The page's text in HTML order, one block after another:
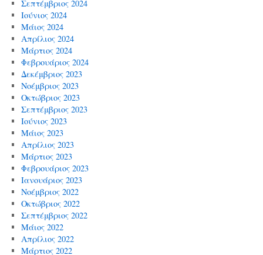
Σεπτέμβριος 2024
Ιούνιος 2024
Μάιος 2024
Απρίλιος 2024
Μάρτιος 2024
Φεβρουάριος 2024
Δεκέμβριος 2023
Νοέμβριος 2023
Οκτώβριος 2023
Σεπτέμβριος 2023
Ιούνιος 2023
Μάιος 2023
Απρίλιος 2023
Μάρτιος 2023
Φεβρουάριος 2023
Ιανουάριος 2023
Νοέμβριος 2022
Οκτώβριος 2022
Σεπτέμβριος 2022
Μάιος 2022
Απρίλιος 2022
Μάρτιος 2022